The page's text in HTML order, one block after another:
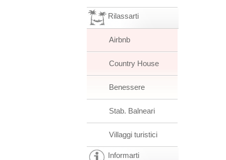
Rilassarti
Airbnb
Country House
Benessere
Stab. Balneari
Villaggi turistici
Informarti